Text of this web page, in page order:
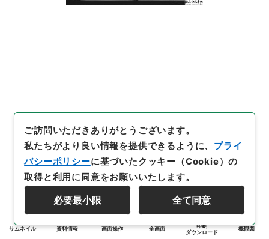
サムネイル 資料情報 画面操作 全画面
印刷
ダウンロード
概観図
ご訪問いただきありがとうございます。
私たちがより良い情報を提供できるように、 プライ
バシーポリシーに基づいたクッキー（Cookie）の
取得と利用に同意をお願いいたします。
必要最小限 全て同意